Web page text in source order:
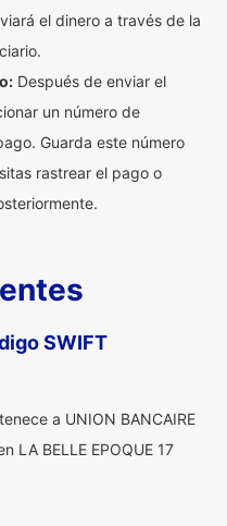
el dinero a través de la
Después de enviar el
un número de
Guarda este número
rastrear el pago o
SWIFT
a UNION BANCAIRE
LA BELLE EPOQUE 17